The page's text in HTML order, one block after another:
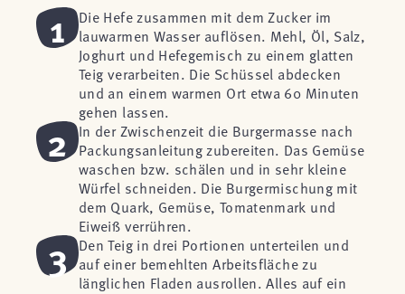
1
Die Hefe zusammen mit dem Zucker im
lauwarmen Wasser auflösen. Mehl, Öl, Salz,
Joghurt und Hefegemisch zu einem glatten
Teig verarbeiten. Die Schüssel abdecken
und an einem warmen Ort etwa 60 Minuten
gehen lassen.
2
In der Zwischenzeit die Burgermasse nach
Packungsanleitung zubereiten. Das Gemüse
waschen bzw. schälen und in sehr kleine
Würfel schneiden. Die Burgermischung mit
dem Quark, Gemüse, Tomatenmark und
Eiweiß verrühren.
3
Den Teig in drei Portionen unterteilen und
auf einer bemehlten Arbeitsfläche zu
länglichen Fladen ausrollen. Alles auf ein